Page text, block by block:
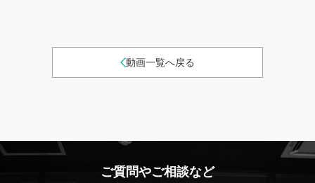
動画一覧へ戻る
ご質問やご相談など